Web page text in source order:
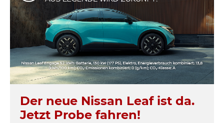
Der neue Nissan Leaf ist da.
Jetzt Probe fahren!